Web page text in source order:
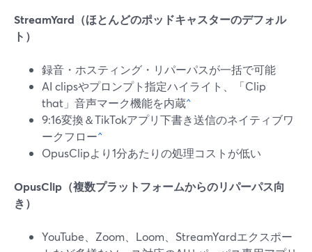
StreamYard（ほとんどのポッドキャスターのデフォル
ト）
録音・ホスティング・リパーパスが一括で可能
AI clipsやプロンプト指定ハイライト、「Clip
that」音声マーク機能を内蔵^
9:16変換＆TikTokアプリ下書き送信のネイティブワ
ークフロー^
OpusClipより1分あたりの処理コストが低い
OpusClip（複数プラットフォームからのリパーパス向
き）
YouTube、Zoom、Loom、StreamYardエクスポー